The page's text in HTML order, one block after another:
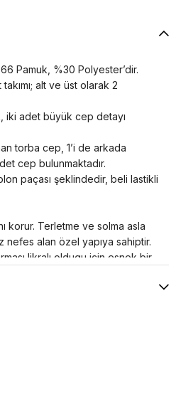
Pamuk, %30 Polyester’dir.
alt ve üst olarak 2
iki adet büyük cep detayı
torba cep, 1’i de arkada
cep bulunmaktadır.
paçası şeklindedir, beli lastikli
korur. Terletme ve solma asla
nefes alan özel yapıya sahiptir.
likralı oldugu için esnek bir
için bedeninize tam olarak
öneririz.
önerilir. 30 derece üstü